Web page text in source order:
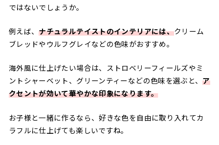
ではないでしょうか。
例えば、ナチュラルテイストのインテリアには、クリーム
ブレッドやウルフグレイなどの色味がおすすめ。
海外風に仕上げたい場合は、ストロベリーフィールズやミ
ントシャーベット、グリーンティーなどの色味を選ぶと、ア
クセントが効いて華やかな印象になります。
お子様と一緒に作るなら、好きな色を自由に取り入れてカ
ラフルに仕上げても楽しいですね。